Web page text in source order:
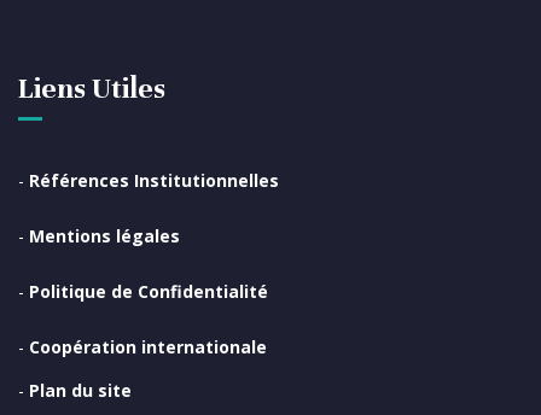
Liens Utiles
- Références Institutionnelles
- Mentions légales
- Politique de Confidentialité
- Coopération internationale
- Plan du site